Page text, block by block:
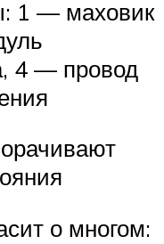
1 — маховик
4 — провод
о многом: